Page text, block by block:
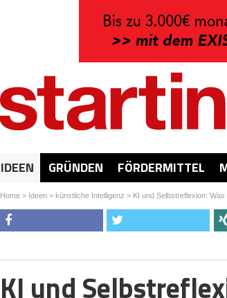
IDEEN GRÜNDEN FÖRDERMITTEL
Home> Ideen> künstliche Intelligenz > KI und Selbstreflexion:
KI und